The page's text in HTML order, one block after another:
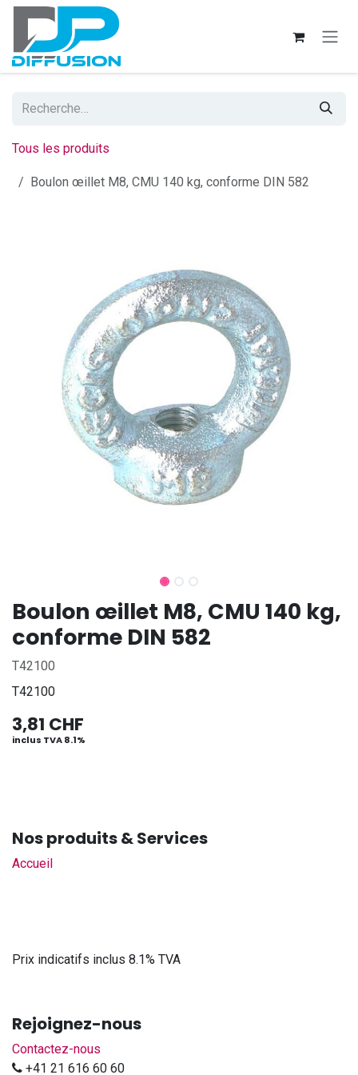
Se rendre au contenu
Tous les produits
Boulon œillet M8, CMU 140 kg, conforme DIN 582
Boulon œillet M8, CMU 140 kg,
conforme DIN 582
T42100
T42100
3,81 CHF
inclus TVA 8.1%
Nos produits & Services
Accueil
Prix indicatifs inclus 8.1% TVA
Rejoignez-nous
Contactez-nous
+41 21 616 60 60